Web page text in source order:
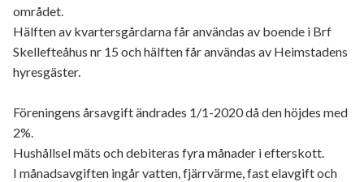
området.
Hälften av kvartersgårdarna får användas av boende i Brf
Skellefteåhus nr 15 och hälften får användas av Heimstadens
hyresgäster.
Föreningens årsavgift ändrades 1/1-2020 då den höjdes med
2%.
Hushållsel mäts och debiteras fyra månader i efterskott.
I månadsavgiften ingår vatten, fjärrvärme, fast elavgift och